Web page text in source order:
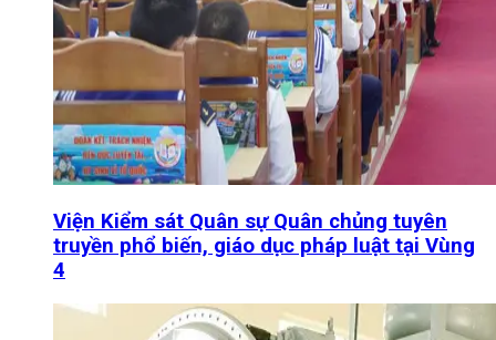
Viện Kiểm sát Quân sự Quân chủng tuyên
truyền phổ biến, giáo dục pháp luật tại Vùng
4